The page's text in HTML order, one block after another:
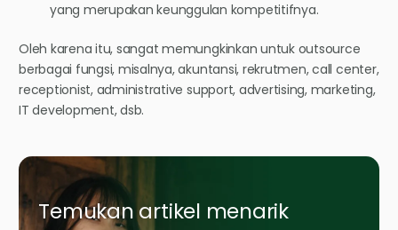
yang merupakan keunggulan kompetitifnya.
Oleh karena itu, sangat memungkinkan untuk outsource
berbagai fungsi, misalnya, akuntansi, rekrutmen, call center,
receptionist, administrative support, advertising, marketing,
IT development, dsb.
Temukan artikel menarik